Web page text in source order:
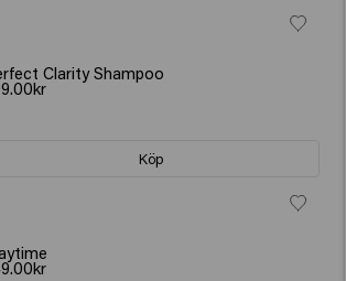
Clarity Shampoo
Köp